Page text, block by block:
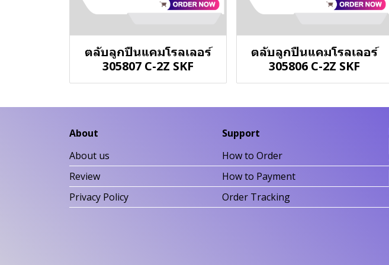
ตลับลูกปืนแคมโรลเลอร์
305807 C-2Z SKF
ตลับลูกปืนแคมโรลเลอร์
305806 C-2Z SKF
About
About us
Review
Privacy Policy
Support
How to Order
How to Payment
Order Tracking